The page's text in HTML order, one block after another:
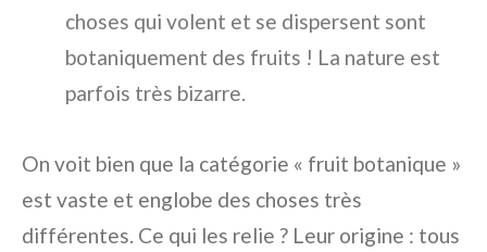
choses qui volent et se dispersent sont
botaniquement des fruits ! La nature est
parfois très bizarre.
On voit bien que la catégorie « fruit botanique »
est vaste et englobe des choses très
différentes. Ce qui les relie ? Leur origine : tous